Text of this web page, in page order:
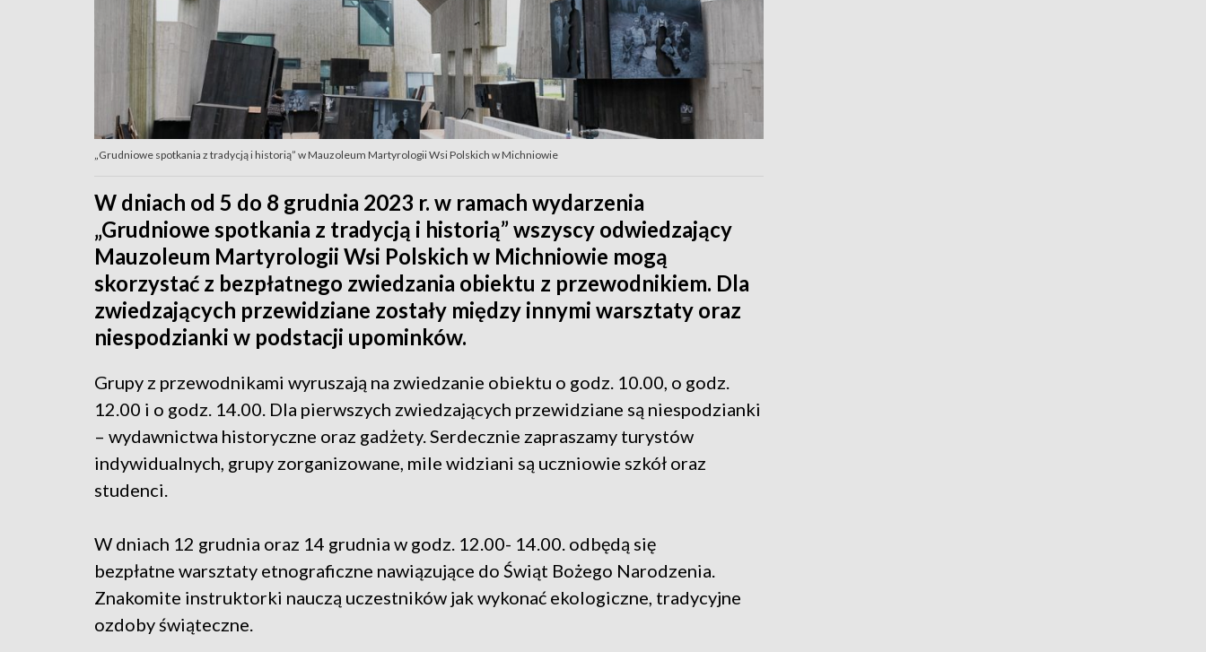
„Grudniowe spotkania z tradycją i historią” w Mauzoleum Martyrologii Wsi Polskich w Michniowie
W dniach od 5 do 8 grudnia 2023 r. w ramach wydarzenia
„Grudniowe spotkania z tradycją i historią” wszyscy odwiedzający
Mauzoleum Martyrologii Wsi Polskich w Michniowie mogą
skorzystać z bezpłatnego zwiedzania obiektu z przewodnikiem. Dla
zwiedzających przewidziane zostały między innymi warsztaty oraz
niespodzianki w podstacji upominków.
Grupy z przewodnikami wyruszają na zwiedzanie obiektu o godz. 10.00, o godz.
12.00 i o godz. 14.00. Dla pierwszych zwiedzających przewidziane są niespodzianki
– wydawnictwa historyczne oraz gadżety. Serdecznie zapraszamy turystów
indywidualnych, grupy zorganizowane, mile widziani są uczniowie szkół oraz
studenci.
W dniach 12 grudnia oraz 14 grudnia w godz. 12.00- 14.00. odbędą się
bezpłatne warsztaty etnograficzne nawiązujące do Świąt Bożego Narodzenia.
Znakomite instruktorki nauczą uczestników jak wykonać ekologiczne, tradycyjne
ozdoby świąteczne.